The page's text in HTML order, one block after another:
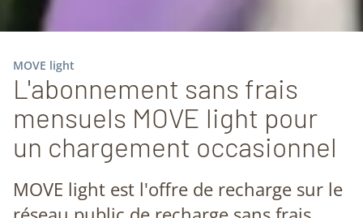
MOVE light
L'abonnement sans frais
mensuels MOVE light pour
un chargement occasionnel
MOVE light est l'offre de recharge sur le